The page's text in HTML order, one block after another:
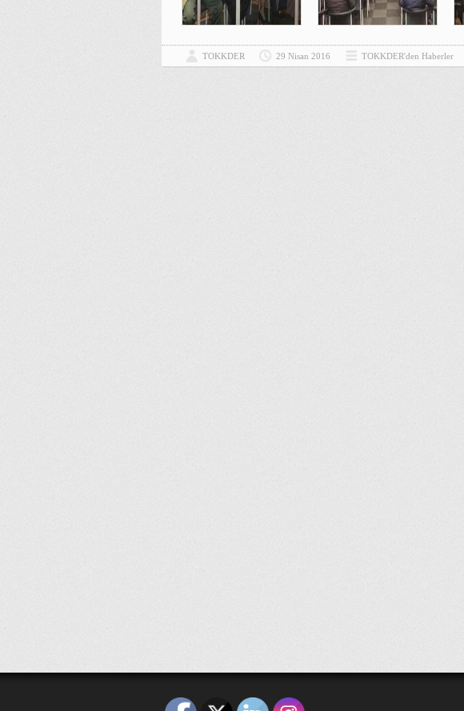
TOKKDER 29 Nisan 2016 TOKKDER'den Haberler